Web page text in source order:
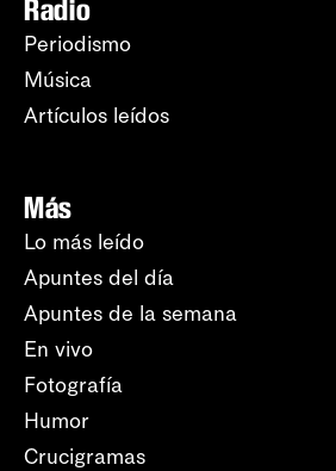
Radio
Periodismo
Música
Artículos leídos
Más
Lo más leído
Apuntes del día
Apuntes de la semana
En vivo
Fotografía
Humor
Crucigramas